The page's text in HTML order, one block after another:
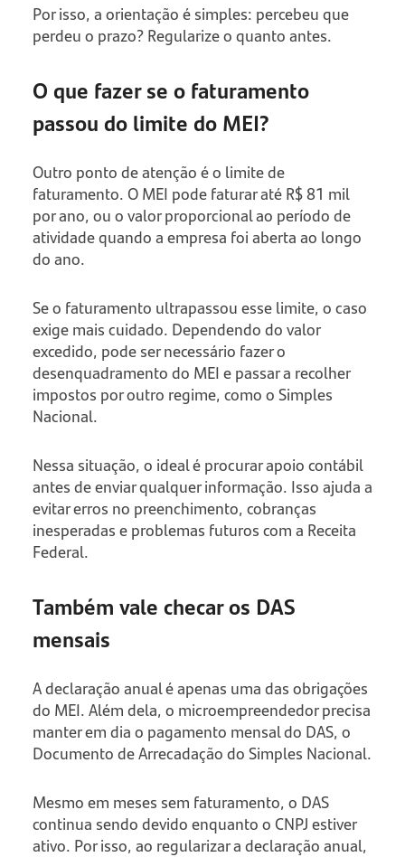
Por isso, a orientação é simples: percebeu que
perdeu o prazo? Regularize o quanto antes.
O que fazer se o faturamento
passou do limite do MEI?
Outro ponto de atenção é o limite de
faturamento. O MEI pode faturar até R$ 81 mil
por ano, ou o valor proporcional ao período de
atividade quando a empresa foi aberta ao longo
do ano.
Se o faturamento ultrapassou esse limite, o caso
exige mais cuidado. Dependendo do valor
excedido, pode ser necessário fazer o
desenquadramento do MEI e passar a recolher
impostos por outro regime, como o Simples
Nacional.
Nessa situação, o ideal é procurar apoio contábil
antes de enviar qualquer informação. Isso ajuda a
evitar erros no preenchimento, cobranças
inesperadas e problemas futuros com a Receita
Federal.
Também vale checar os DAS
mensais
A declaração anual é apenas uma das obrigações
do MEI. Além dela, o microempreendedor precisa
manter em dia o pagamento mensal do DAS, o
Documento de Arrecadação do Simples Nacional.
Mesmo em meses sem faturamento, o DAS
continua sendo devido enquanto o CNPJ estiver
ativo. Por isso, ao regularizar a declaração anual,